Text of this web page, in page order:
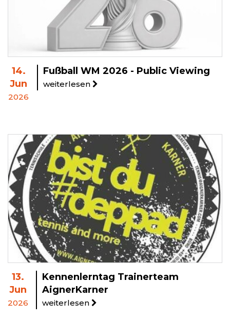
14.
Jun
2026
Fußball WM 2026 - Public Viewing
weiterlesen
13.
Jun
2026
Kennenlerntag Trainerteam
AignerKarner
weiterlesen